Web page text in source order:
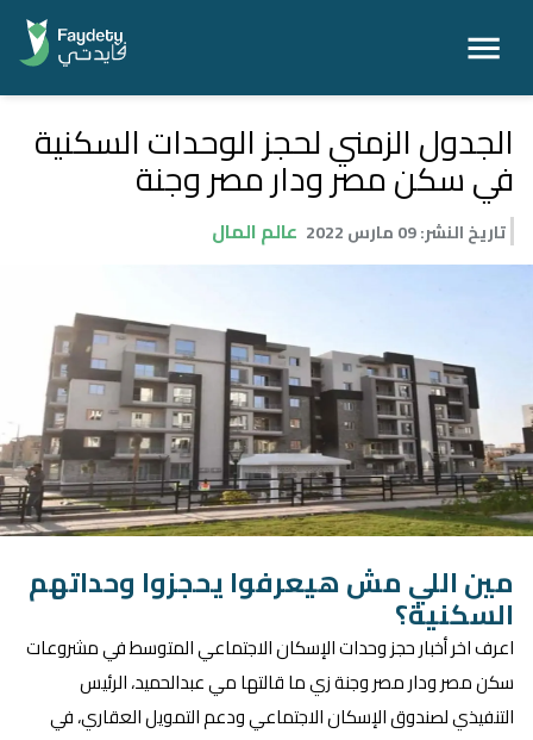
الجدول الزمني لحجز الوحدات السكنية
في سكن مصر ودار مصر وجنة
تاريخ النشر:09 مارس 2022 عالم المال
مين اللي مش هيعرفوا يحجزوا وحداتهم
السكنية؟
اعرف اخر أخبار حجز وحدات الإسكان الاجتماعي المتوسط في مشروعات
سكن مصر ودار مصر وجنة زي ما قالتها مي عبدالحميد، الرئيس
التنفيذي لصندوق الإسكان الاجتماعي ودعم التمويل العقاري، في